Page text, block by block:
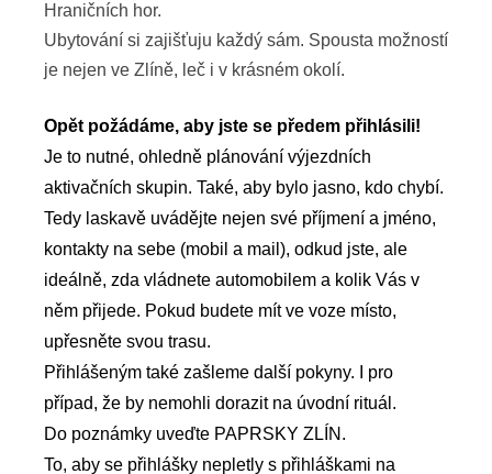
Hraničních hor.
Ubytování si zajišťuju každý sám. Spousta možností
je nejen ve Zlíně, leč i v krásném okolí.
Opět požádáme, aby jste se předem přihlásili!
Je to nutné, ohledně plánování výjezdních
aktivačních skupin. Také, aby bylo jasno, kdo chybí.
Tedy laskavě uvádějte nejen své příjmení a jméno,
kontakty na sebe (mobil a mail), odkud jste, ale
ideálně, zda vládnete automobilem a kolik Vás v
něm přijede. Pokud budete mít ve voze místo,
upřesněte svou trasu.
Přihlášeným také zašleme další pokyny. I pro
případ, že by nemohli dorazit na úvodní rituál.
Do poznámky uveďte PAPRSKY ZLÍN.
To, aby se přihlášky nepletly s přihláškami na